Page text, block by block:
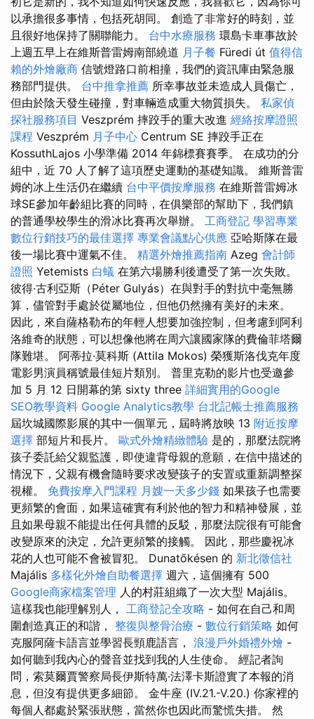
以承擔很多事情，包括死胡同。 創造了非常好的時刻，並
且很好地保持了關聯能力。 台中水療服務 環島卡車事故於
上週五早上在維斯普雷姆南部繞道 月子餐 Füredi út 值得信
賴的外燴廠商 信號燈路口前相撞，我們的資訊庫由緊急服
務部門提供。 台中推拿推薦 所幸事故並未造成人員傷亡，
但由於陰天發生碰撞，對車輛造成重大物質損失。 私家偵
探社服務項目 Veszprém 摔跤手的重大改進 經絡按摩證照
課程 Veszprém 月子中心 Centrum SE 摔跤手正在
KossuthLajos 小學準備 2014 年錦標賽賽季。 在成功的分
組中，近 70 人了解了這項歷史運動的基礎知識。 維斯普雷
姆的冰上生活仍在繼續 台中平價按摩服務 在維斯普雷姆冰
球SE參加年齡組比賽的同時，在俱樂部的幫助下，我們鎮
的普通學校學生的滑冰比賽再次舉辦。 工商登記 學習專業
數位行銷技巧的最佳選擇 專業會議點心供應 亞哈斯隊在最
後一場比賽中運氣不佳。 精選外燴推薦指南 Azeg 會計師
證照 Yetemists 白蟻 在第六場勝利後遭受了第一次失敗。
彼得·古利亞斯（Péter Gulyás）在與對手的對抗中毫無勝
算，儘管對手處於從屬地位，但他仍然擁有美好的未來。
因此，來自薩格勒布的年輕人想要加強控制，但考慮到阿利
洛維奇的狀態，可以想像他將在周六讓國家隊的費倫菲塔爾
隊難堪。 阿蒂拉·莫科斯 (Attila Mokos) 榮獲斯洛伐克年度
電影男演員稱號最佳短片類別。 普里克勒的影片也受邀參
加 5 月 12 日開幕的第 sixty three 詳細實用的Google
SEO教學資料 Google Analytics教學 台北記帳士推薦服務
屆坎城國際影展的其中一個單元，屆時將放映 13 附近按摩
選擇 部短片和長片。 歐式外燴精緻體驗 是的，那麼法院將
孩子委託給父親監護，即使違背母親的意願，在信中描述的
情況下，父親有機會隨時要求改變孩子的安置或重新調整探
視權。 免費按摩入門課程 月嫂一天多少錢 如果孩子也需要
更頻繁的會面，如果這確實有利於他的智力和精神發展，並
且如果母親不能提出任何具體的反駁，那麼法院很有可能會
改變原來的決定，允許更頻繁的接觸。 因此，那些慶祝冰
花的人也可能不會被冒犯。 Dunatőkésen 的 新北徵信社
Majális 多樣化外燴自助餐選擇 週六，這個擁有 500
Google商家檔案管理 人的村莊組織了一次大型 Majális。
這樣我也能理解別人， 工商登記全攻略 - 如何在自己和周
圍創造真正的和諧， 整復與整骨治療 - 數位行銷策略 如何
克服阿薩卡語言並學習長頸鹿語言， 浪漫戶外婚禮外燴 -
如何聽到我內心的聲音並找到我的人生使命。 經記者詢
問，索莫爾賈警察局長伊斯特萬·法澤卡斯證實了本報的消
息，但沒有提供更多細節。 金牛座 (IV.21.-V.20.) 你家裡的
每個人都處於緊張狀態，當然你也因此而驚慌失措。 然